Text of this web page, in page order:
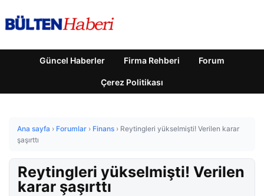
Güncel Haberler Firma Rehberi Forum
Çerez Politikası
Ana sayfa › Forumlar › Finans › Reytingleri yükselmişti! Verilen karar
şaşırttı
Reytingleri yükselmişti! Verilen
karar şaşırttı